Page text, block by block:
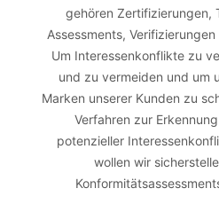
gehören Zertifizierungen,
Assessments,
Um Interessenkonflikte zu
und zu vermeiden und um
Marken unserer Kunden zu
Verfahren zur
potenzieller
wollen wir